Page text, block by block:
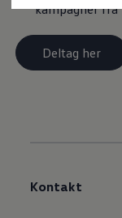
kampagner fra
Deltag her
Kontakt